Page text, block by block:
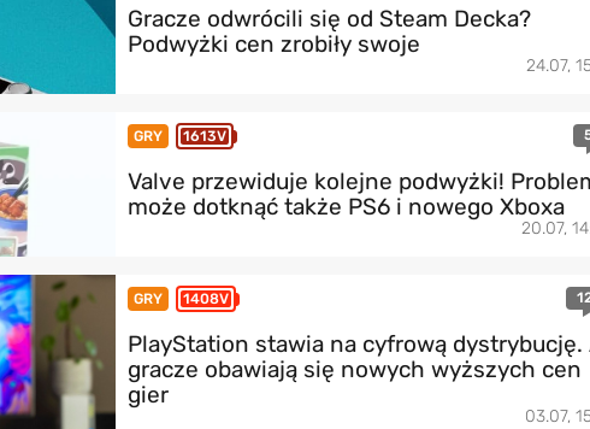
Gracze odwrócili się od Steam Decka?
Podwyżki cen zrobiły swoje
24.07,
GRY 1613V
Valve przewiduje kolejne podwyżki!
może dotknąć także PS6 i nowego Xboxa
20.07,
GRY 1408V
PlayStation stawia na cyfrową dystrybucję.
gracze obawiają się nowych wyższych cen
gier
03.07,